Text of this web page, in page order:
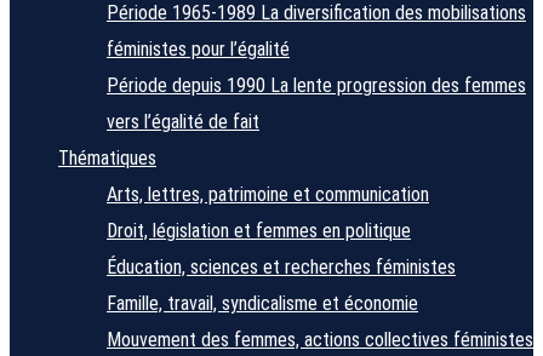
Période 1965-1989 La diversification des mobilisations
féministes pour l’égalité
Période depuis 1990 La lente progression des femmes
vers l’égalité de fait
Thématiques
Arts, lettres, patrimoine et communication
Droit, législation et femmes en politique
Éducation, sciences et recherches féministes
Famille, travail, syndicalisme et économie
Mouvement des femmes, actions collectives féministes